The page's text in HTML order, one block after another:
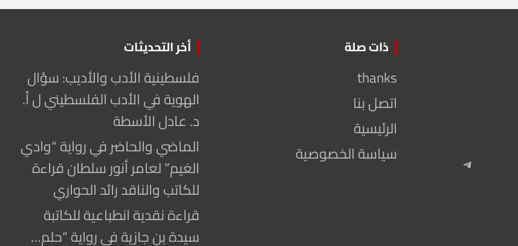
Telegram
ذات صلة
thanks
اتصل بنا
الرئيسية
سياسة الخصوصية
أخر التحديثات
فلسطينية الأدب والأديب: سؤال
الهوية في الأدب الفلسطيني ل أ.
د. عادل الأسطة
الماضي والحاضر في رواية “وادي
الغيم” لعامر أنور سلطان قراءة
للكاتب والناقد رائد الحواري
قراءة نقدية انطباعية للكاتبة
سيدة بن جازية في رواية “حلم…